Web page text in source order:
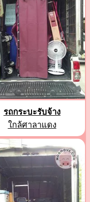
รถกระบะรับจ้าง
ใกล้ศาลาแดง